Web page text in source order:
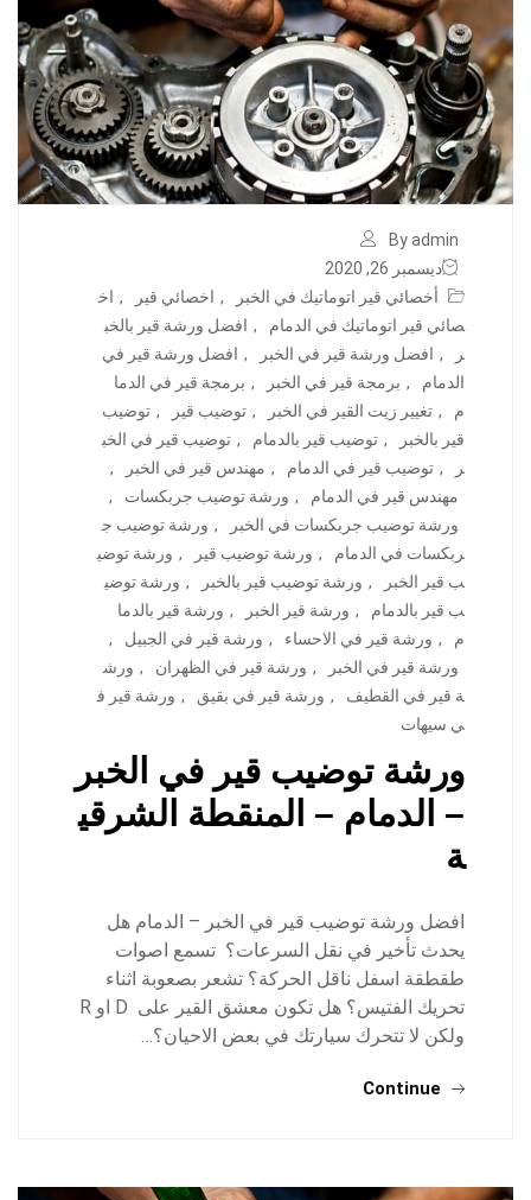
By admin
ديسمبر 26, 2020
أخصائي قير اتوماتيك في الخبر
, اخصائي قير , اخ
صائي قير اتوماتيك في الدمام
, افضل ورشة قير بالخب
ر
, افضل ورشة قير في الخبر , افضل ورشة قير في
الدمام
, برمجة قير في الخبر , برمجة قير في الدما
م
, تغيير زيت القير في الخبر , توضيب قير , توضيب
قير بالخبر
, توضيب قير بالدمام , توضيب قير في الخب
ر
, توضيب قير في الدمام , مهندس قير في الخبر
,
مهندس قير في الدمام
, ورشة توضيب جربكسات
,
ورشة توضيب جربكسات في الخبر
, ورشة توضيب ج
ربكسات في الدمام
, ورشة توضيب قير , ورشة توضي
ب قير الخبر
, ورشة توضيب قير بالخبر , ورشة توضي
ب قير بالدمام
, ورشة قير الخبر , ورشة قير بالدما
م
, ورشة قير في الاحساء , ورشة قير في الجبيل
,
ورشة قير في الخبر
, ورشة قير في الظهران , ورش
ة قير في القطيف
, ورشة قير في بقيق , ورشة قير ف
ي سيهات
ورشة توضيب قير في الخبر
– الدمام – المنقطة الشرقي
ة
افضل ورشة توضيب قير في الخبر – الدمام هل
يحدث تأخير في نقل السرعات؟ تسمع اصوات
طقطقة اسفل ناقل الحركة؟ تشعر بصعوبة اثناء
تحريك الفتيس؟ هل تكون معشق القير على D او R
ولكن لا تتحرك سيارتك في بعض الاحيان؟…
Continue